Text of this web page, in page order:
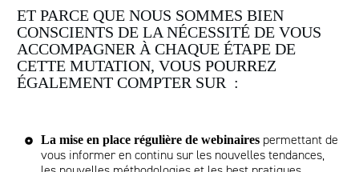
ET PARCE QUE NOUS SOMMES BIEN
CONSCIENTS DE LA NÉCESSITÉ DE VOUS
ACCOMPAGNER À CHAQUE ÉTAPE DE
CETTE MUTATION, VOUS POURREZ
ÉGALEMENT COMPTER SUR :
La mise en place régulière de webinaires permettant de
vous informer en continu sur les nouvelles tendances,